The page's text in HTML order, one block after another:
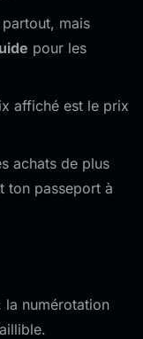
mais
pour les
affiché est le prix
achats de plus
ton passeport à
la numérotation